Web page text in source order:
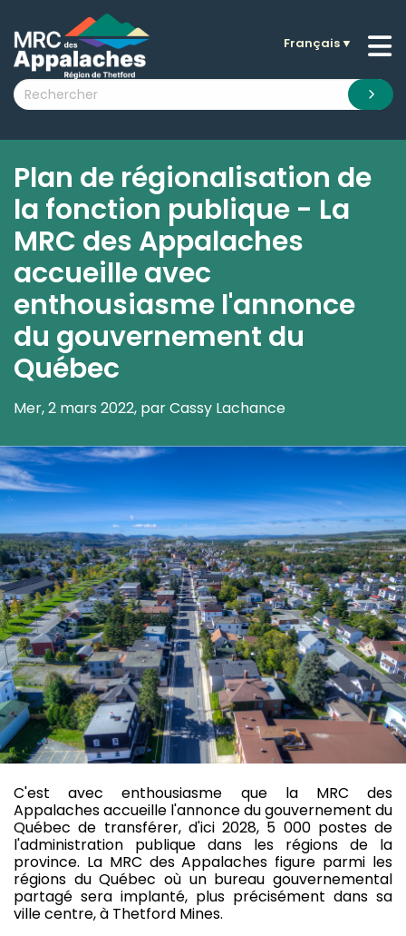
submenu (La MRC )
submenu (Citoyens )
submenu (Nouvelles )
submenu (Documentation )
Français▼
Plan de régionalisation de
la fonction publique - La
MRC des Appalaches
accueille avec
enthousiasme l'annonce
du gouvernement du
Québec
Mer, 2 mars 2022, par Cassy Lachance
C'est avec enthousiasme que la MRC des
Appalaches accueille l'annonce du gouvernement du
Québec de transférer, d'ici 2028, 5 000 postes de
l'administration publique dans les régions de la
province. La MRC des Appalaches figure parmi les
régions du Québec où un bureau gouvernemental
partagé sera implanté, plus précisément dans sa
ville centre, à Thetford Mines.